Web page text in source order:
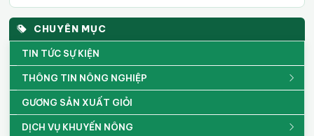
CHUYÊN MỤC
TIN TỨC SỰ KIỆN
THÔNG TIN NÔNG NGHIỆP
GƯƠNG SẢN XUẤT GIỎI
DỊCH VỤ KHUYẾN NÔNG